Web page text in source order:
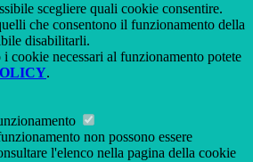
scegliere quali cookie consentire.
che consentono il funzionamento della
disabilitarli.
cookie necessari al funzionamento potete
.
non possono essere
l'elenco nella pagina della cookie